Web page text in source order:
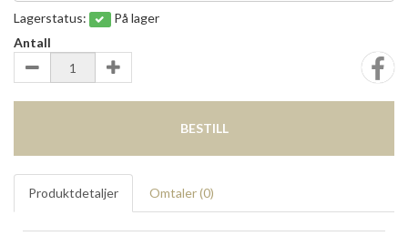
Lagerstatus:
På lager
Antall
BESTILL
Produktdetaljer Omtaler (0)